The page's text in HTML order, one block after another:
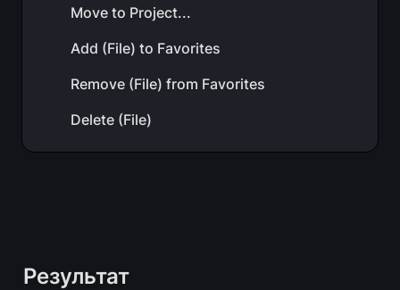
Move to Project...
Add (File) to Favorites
Remove (File) from Favorites
Delete (File)
Результат